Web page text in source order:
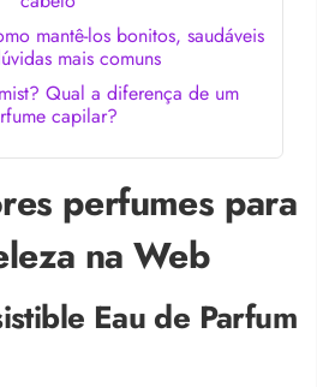
mantê-los bonitos, saudáveis
mais comuns
Qual a diferença de um
capilar?
perfumes para
na Web
Eau de Parfum